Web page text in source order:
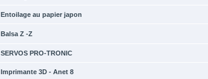
Entoilage au papier japon
Balsa Z -Z
SERVOS PRO-TRONIC
Imprimante 3D - Anet 8